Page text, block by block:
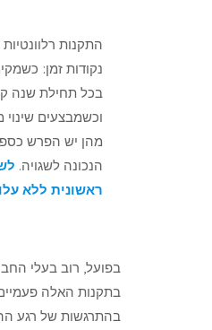
התקנות
נקודות זמן:
בכל תחילת שנה
וכשמבצעים
מהן יש הפרש
הנכונה לשגויה.
ראשונית ללא
בפועל, רוב בעלי
בתקנות האלה
בהתרגשות של רגע